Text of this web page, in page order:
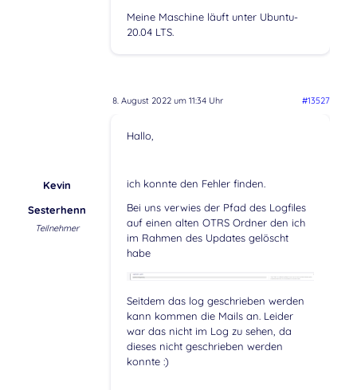
Meine Maschine läuft unter Ubuntu-
20.04 LTS.
8. August 2022 um 11:34 Uhr #13527
Kevin
Sesterhenn
Teilnehmer
Hallo,
ich konnte den Fehler finden.
Bei uns verwies der Pfad des Logfiles
auf einen alten OTRS Ordner den ich
im Rahmen des Updates gelöscht
habe
Seitdem das log geschrieben werden
kann kommen die Mails an. Leider
war das nicht im Log zu sehen, da
dieses nicht geschrieben werden
konnte :)